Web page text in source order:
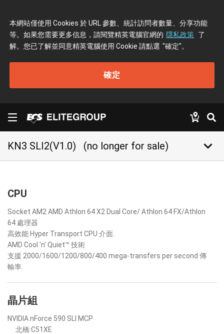
本網站僅使用 Cookies 於 URL 參數、統計訪問者數量、分享功能
等。如果您需要更多信息，請閱覽精英電腦官網的 隱私政策 了
解。您已了解並同意精英電腦使用 Cookie 請點選 "確定"。
確定
KN3 SLI2(V1.0) (no longer for sale) keyboard_arrow_down
CPU
Socket AM2 AMD Athlon 64 X2 Dual Core/ Athlon 64 FX/Athlon
64 處理器
高效能 Hyper Transport CPU 介面.
AMD Cool 'n' Quiet™ 技術
支援 2000/1600/1200/800/400 mega-transfers per second 傳
輸率.
晶片組
NVIDIA nForce 590 SLI MCP
北橋:C51XE